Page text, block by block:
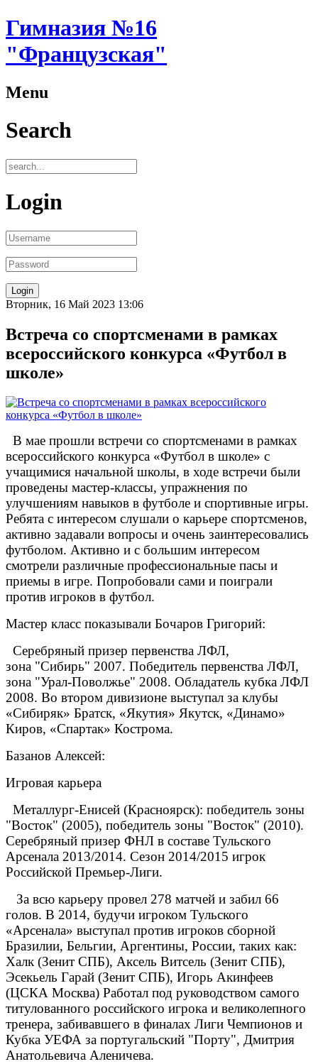
Гимназия №16
"Французская"
Menu
Search
Login
Вторник, 16 Май 2023 13:06
Встреча со спортсменами в рамках
всероссийского конкурса «Футбол в
школе»
В мае прошли встречи со спортсменами в рамках
всероссийского конкурса «Футбол в школе» с
учащимися начальной школы, в ходе встречи были
проведены мастер-классы, упражнения по
улучшениям навыков в футболе и спортивные игры.
Ребята с интересом слушали о карьере спортсменов,
активно задавали вопросы и очень заинтересовались
футболом. Активно и с большим интересом
смотрели различные профессиональные пасы и
приемы в игре. Попробовали сами и поиграли
против игроков в футбол.
Мастер класс показывали Бочаров Григорий:
Серебряный призер первенства ЛФЛ,
зона "Сибирь" 2007. Победитель первенства ЛФЛ,
зона "Урал-Поволжье" 2008. Обладатель кубка ЛФЛ
2008. Во втором дивизионе выступал за клубы
«Сибиряк» Братск, «Якутия» Якутск, «Динамо»
Киров, «Спартак» Кострома.
Базанов Алексей:
Игровая карьера
Металлург-Енисей (Красноярск): победитель зоны
"Восток" (2005), победитель зоны "Восток" (2010).
Серебряный призер ФНЛ в составе Тульского
Арсенала 2013/2014. Сезон 2014/2015 игрок
Российской Премьер-Лиги.
За всю карьеру провел 278 матчей и забил 66
голов. В 2014, будучи игроком Тульского
«Арсенала» выступал против игроков сборной
Бразилии, Бельгии, Аргентины, России, таких как:
Халк (Зенит СПБ), Аксель Витсель (Зенит СПБ),
Эсекьель Гарай (Зенит СПБ), Игорь Акинфеев
(ЦСКА Москва) Работал под руководством самого
титулованного российского игрока и великолепного
тренера, забивавшего в финалах Лиги Чемпионов и
Кубка УЕФА за португальский "Порту", Дмитрия
Анатольевича Аленичева.